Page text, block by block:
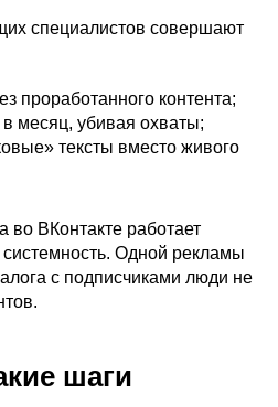
специалистов совершают
проработанного контента;
месяц, убивая охваты;
тексты вместо живого
во ВКонтакте работает
системность. Одной рекламы
с подписчиками люди не
шаги